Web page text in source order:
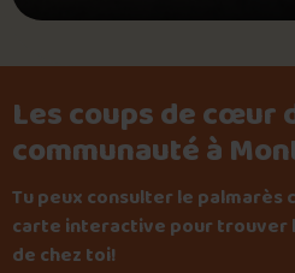
Les coups de cœur
communauté à
Tu peux consulter le palmarès
carte interactive pour trouver
de chez toi!